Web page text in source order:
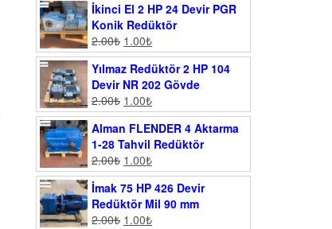
İkinci El 2 HP 24 Devir PGR
Konik Redüktör
2.00₺ 1.00₺
Yılmaz Redüktör 2 HP 104
Devir NR 202 Gövde
2.00₺ 1.00₺
Alman FLENDER 4 Aktarma
1-28 Tahvil Redüktör
2.00₺ 1.00₺
İmak 75 HP 426 Devir
Redüktör Mil 90 mm
2.00₺ 1.00₺